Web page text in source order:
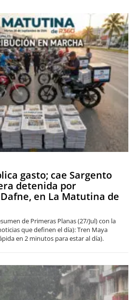
gasto; cae Sargento
detenida por
en La Matutina de
de Primeras Planas (27/Jul) con la
que definen el día): Tren Maya
en 2 minutos para estar al día).